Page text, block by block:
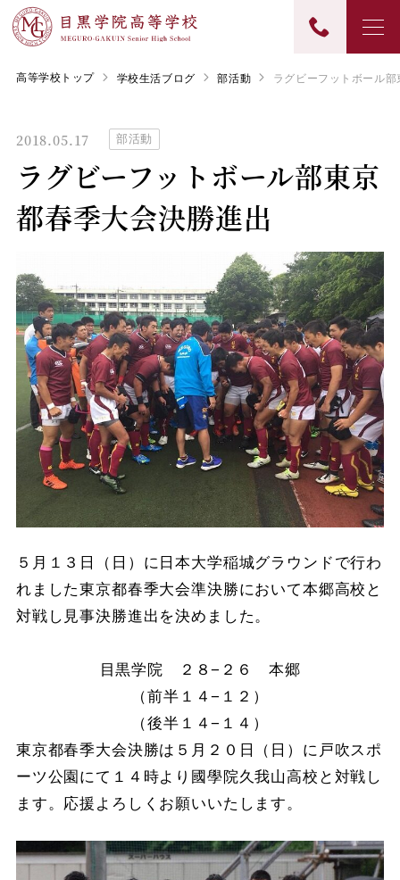
高等学校トップ 学校生活ブログ 部活動 ラグビーフットボール
2018.05.17 部活動
ラグビーフットボール部東京
都春季大会決勝進出
５月１３日（日）に日本大学稲城グラウンドで行わ
れました東京都春季大会準決勝において本郷高校と
対戦し見事決勝進出を決めました。
目黒学院 ２８−２６ 本郷
（前半１４−１２）
（後半１４−１４）
東京都春季大会決勝は５月２０日（日）に戸吹スポ
ーツ公園にて１４時より國學院久我山高校と対戦し
ます。応援よろしくお願いいたします。